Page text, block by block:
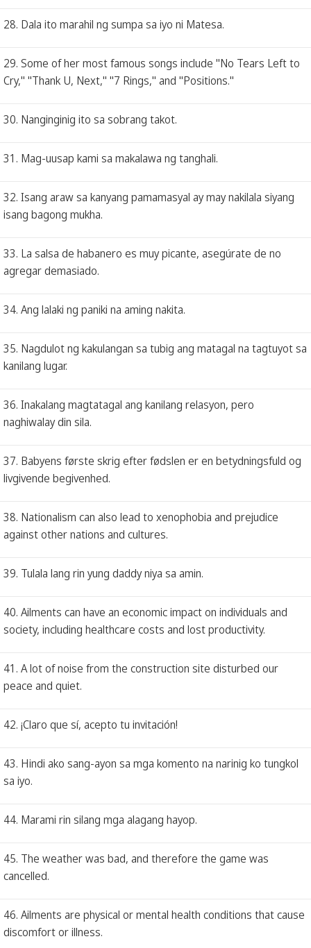
28. Dala ito marahil ng sumpa sa iyo ni Matesa.
29. Some of her most famous songs include "No Tears Left to
Cry," "Thank U, Next," "7 Rings," and "Positions."
30. Nanginginig ito sa sobrang takot.
31. Mag-uusap kami sa makalawa ng tanghali.
32. Isang araw sa kanyang pamamasyal ay may nakilala siyang
isang bagong mukha.
33. La salsa de habanero es muy picante, asegúrate de no
agregar demasiado.
34. Ang lalaki ng paniki na aming nakita.
35. Nagdulot ng kakulangan sa tubig ang matagal na tagtuyot sa
kanilang lugar.
36. Inakalang magtatagal ang kanilang relasyon, pero
naghiwalay din sila.
37. Babyens første skrig efter fødslen er en betydningsfuld og
livgivende begivenhed.
38. Nationalism can also lead to xenophobia and prejudice
against other nations and cultures.
39. Tulala lang rin yung daddy niya sa amin.
40. Ailments can have an economic impact on individuals and
society, including healthcare costs and lost productivity.
41. A lot of noise from the construction site disturbed our
peace and quiet.
42. ¡Claro que sí, acepto tu invitación!
43. Hindi ako sang-ayon sa mga komento na narinig ko tungkol
sa iyo.
44. Marami rin silang mga alagang hayop.
45. The weather was bad, and therefore the game was
cancelled.
46. Ailments are physical or mental health conditions that cause
discomfort or illness.